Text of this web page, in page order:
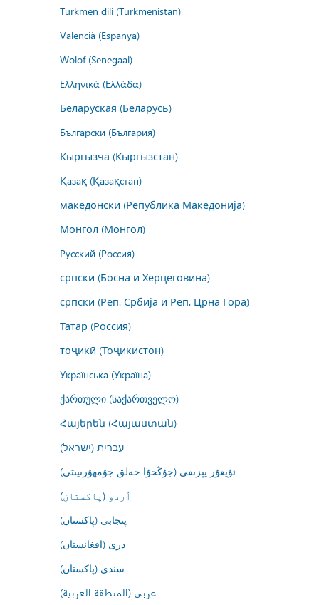
Türkmen dili (Türkmenistan)
Valencià (Espanya)
Wolof (Senegaal)
Ελληνικά (Ελλάδα)
Беларуская (Беларусь)
Български (България)
Кыргызча (Кыргызстан)
Қазақ (Қазақстан)
македонски (Република Македонија)
Монгол (Монгол)
Русский (Россия)
српски (Босна и Херцеговина)
српски (Реп. Србија и Реп. Црна Гора)
Татар (Россия)
тоҷикӣ (Тоҷикистон)
Українська (Україна)
ქართული (საქართველო)
Հայերեն (Հայաստան)
עברית (ישראל)
ئۇيغۇر يېزىقى (جۇڭخۇا خەلق جۇمھۇرىيىتى)
اُردو (پاکستان)
پنجابی (پاکستان)
درى (افغانستان)
سنڌي (پاکستان)
عربي (المنطقة العربية)